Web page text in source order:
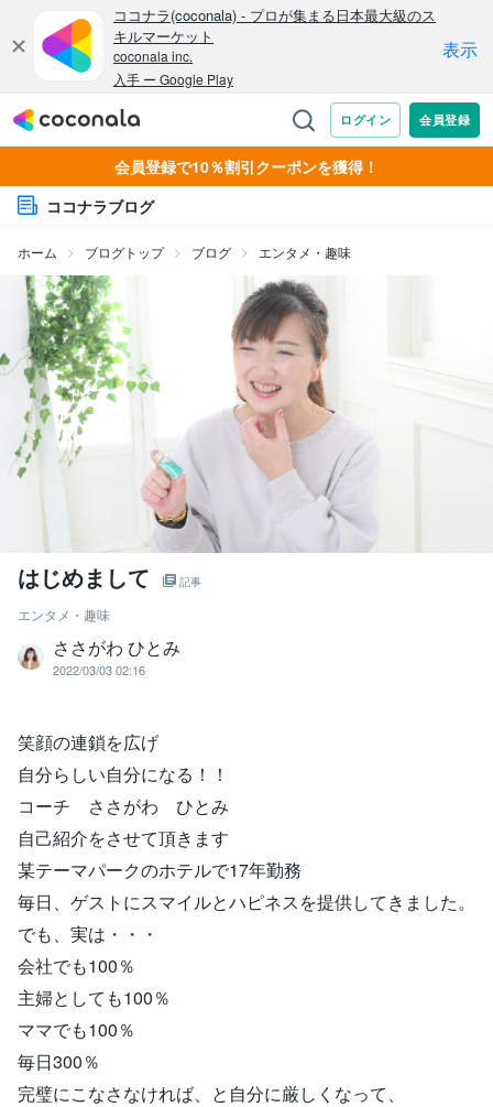
会員登録で10％割引クーポンを獲得！
ココナラブログ
ホーム ブログトップ ブログ エンタメ・趣味
はじめまして 記事
エンタメ・趣味
ささがわ ひとみ
2022/03/03 02:16
笑顔の連鎖を広げ
自分らしい自分になる！！
コーチ ささがわ ひとみ
自己紹介をさせて頂きます
某テーマパークのホテルで17年勤務
毎日、ゲストにスマイルとハピネスを提供してきました。
でも、実は・・・
会社でも100％
主婦としても100％
ママでも100％
毎日300％
完璧にこなさなければ、と自分に厳しくなって、